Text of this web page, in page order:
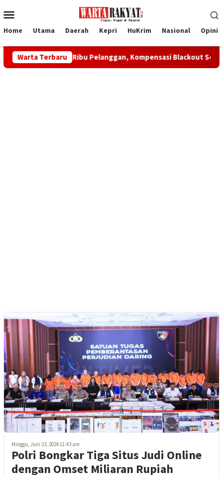
ke
Mobile
Home Utama Daerah Kepri HuKrim Nasional Opini
Warta Terbaru
60 Ribu Pelanggan, Kompensasi Blackout Segera
Minggu, Juni 23, 2024 11:43 am
Polri Bongkar Tiga Situs Judi Online
dengan Omset Miliaran Rupiah